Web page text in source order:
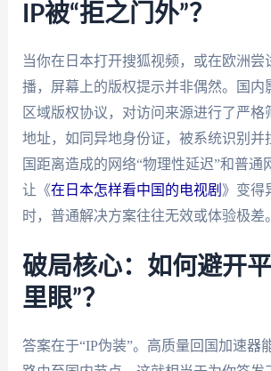
IP被“拒之门外”？
当你在日本打开搜狐视频，或在欧洲尝
播，屏幕上的版权提示并非偶然。国内
区域版权协议，对访问来源进行了严格
地址，如同异地身份证，被系统识别并
国距离造成的网络“物理性延迟”和普通
让《在日本怎样看中国的电视剧 》变得
时，普通解决方案往往无效或体验极差。
破局核心：如何避开
里眼”？
答案在于“IP伪装”。高质量回国加速器